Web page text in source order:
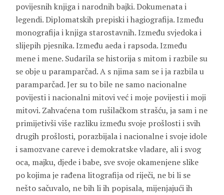
povijesnih knjiga i narodnih bajki. Dokumenata i
legendi. Diplomatskih prepiski i hagiografija. Između
monografija i knjiga starostavnih. Između svjedoka i
slijepih pjesnika. Između aeda i rapsoda. Između
mene i mene. Sudarila se historija s mitom i razbile su
se obje u paramparčad. A s njima sam se i ja razbila u
paramparčad. Jer su to bile ne samo nacionalne
povijesti i nacionalni mitovi već i moje povijesti i moji
mitovi. Zahvaćena tom rušilačkom strašću, ja sam i ne
primijetivši više razliku između svoje prošlosti i svih
drugih prošlosti, porazbijala i nacionalne i svoje idole
i samozvane careve i demokratske vladare, ali i svog
oca, majku, djede i babe, sve svoje okamenjene slike
po kojima je rađena litografija od riječi, ne bi li se
nešto sačuvalo, ne bih li ih popisala, mijenjajući ih